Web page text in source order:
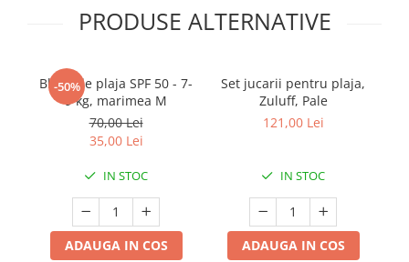
PRODUSE ALTERNATIVE
-50%
Bluza de plaja SPF 50 - 7-
9 kg, marimea M
70,00 Lei
35,00 Lei
IN STOC
ADAUGA IN COS
Set jucarii pentru plaja,
Zuluff, Pale
121,00 Lei
IN STOC
ADAUGA IN COS